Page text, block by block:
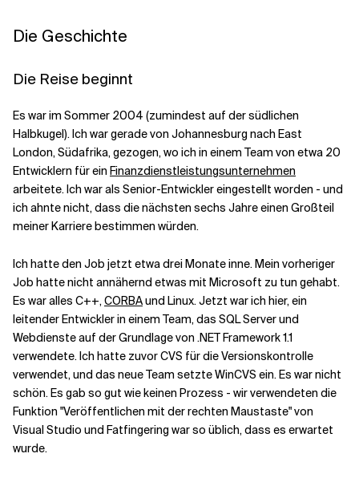
Die Geschichte
Die Reise beginnt
Es war im Sommer 2004 (zumindest auf der südlichen
Halbkugel). Ich war gerade von Johannesburg nach East
London, Südafrika, gezogen, wo ich in einem Team von etwa 20
Entwicklern für ein Finanzdienstleistungsunternehmen
arbeitete. Ich war als Senior-Entwickler eingestellt worden - und
ich ahnte nicht, dass die nächsten sechs Jahre einen Großteil
meiner Karriere bestimmen würden.
Ich hatte den Job jetzt etwa drei Monate inne. Mein vorheriger
Job hatte nicht annähernd etwas mit Microsoft zu tun gehabt.
Es war alles C++,CORBAund Linux. Jetzt war ich hier, ein
leitender Entwickler in einem Team, das SQL Server und
Webdienste auf der Grundlage von .NET Framework 1.1
verwendete. Ich hatte zuvor CVS für die Versionskontrolle
verwendet, und das neue Team setzte WinCVS ein. Es war nicht
schön. Es gab so gut wie keinen Prozess - wir verwendeten die
Funktion "Veröffentlichen mit der rechten Maustaste" von
Visual Studio und Fatfingering war so üblich, dass es erwartet
wurde.